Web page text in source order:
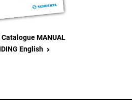
MANUAL
English >